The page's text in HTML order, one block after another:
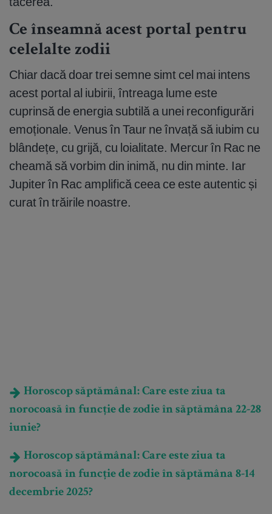
Ce înseamnă acest portal pentru
celelalte zodii
Chiar dacă doar trei semne simt cel mai intens
acest portal al iubirii, întreaga lume este
cuprinsă de energia subtilă a unei reconfigurări
emoționale. Venus în Taur ne învață să iubim cu
blândețe, cu grijă, cu loialitate. Mercur în Rac ne
cheamă să vorbim din inimă, nu din minte. Iar
Jupiter în Rac amplifică ceea ce este autentic și
curat în trăirile noastre.
Horoscop săptămânal: Care este ziua ta
norocoasă în funcție de zodie în săptămâna 22-28
iunie?
Horoscop săptămânal: Care este ziua ta
norocoasă în funcție de zodie în săptămâna 8-14
decembrie 2025?